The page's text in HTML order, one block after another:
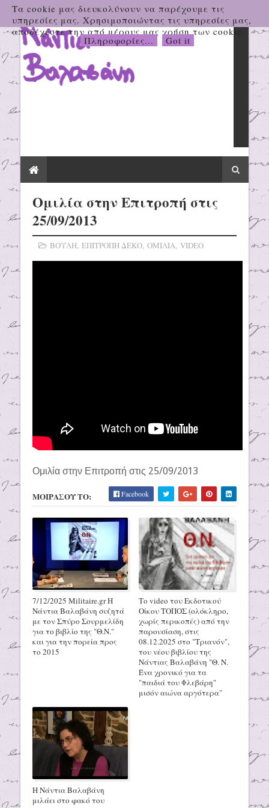
Ομιλία στην Επιτροπή στις
25/09/2013
ΒΟΥΛΗ, ΕΠΙΤΡΟΠΗ ΔΕΚΟ, ΟΜΙΛΙΑ, VIDEO
Ομιλία στην Επιτροπή στις 25/09/2013
ΜΟΙΡΑΣΟΥ ΤΟ: Facebook
7/12/2025 Militaire.gr H
Νάντια Βαλαβάνη συζητά
με τον Σπύρο Σουρμελίδη
για το βιβλίο της "Θ.Ν."
και για την πορεία προς
το 2015
Το video του Εκδοτικού
Οίκου ΤΟΠΟΣ (ολόκληρο,
χωρίς περικοπές) από την
παρουσίαση, στις
08.12.2025 στο "Τριανόν",
του νέου βιβλίου της
Νάντιας Βαλαβάνη "Θ. Ν.
Ένα χρονικό για τα
"παιδιά του Φλεβάρη"
μισόν αιώνα αργότερα"
Η Νάντια Βαλαβάνη
μιλάει στο φακό του
Τα cookie μας διευκολύνουν να παρέχουμε τις
υπηρεσίες μας. Χρησιμοποιώντας τις υπηρεσίες μας,
αποδέχεστε την από μέρους μας χρήση των cookie.
Πληροφορίες... Got it